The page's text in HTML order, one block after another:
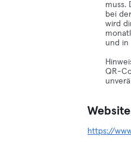
muss.
bei
wird
und in
QR-
Website
https://